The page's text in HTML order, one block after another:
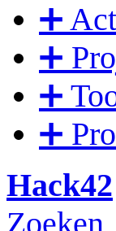
➕
➕
➕
➕
Hack42
Zoeken